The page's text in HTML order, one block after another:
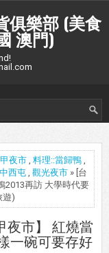
俱樂部 (美食
澳門)
夜市 , 料理::當歸鴨 ,
西屯 , 觀光夜市 » [台
2013再訪 大學時代要
遊)
夜市】 紅燒當
一碗可要存好